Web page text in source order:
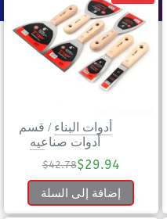
أدوات البناء / قسم
أدوات صناعيه
$42.78$29.94
إضافة إلى السلة